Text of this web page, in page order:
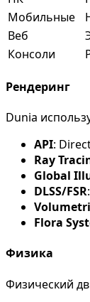
Мобильные
Веб
Консоли
Рендеринг
Dunia
API:
Ray
Global
DLSS/FSR
Flora
Физика
Физический